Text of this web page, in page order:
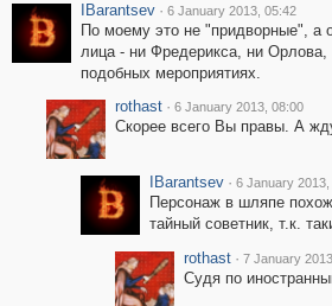
IBarantsev · 6 January 2013, 05:42
По моему это не "придворные", а
лица - ни Фредерикса, ни Орлова,
подобных мероприятиях.
rothast · 6 January 2013, 08:00
Скорее всего Вы правы. А
IBarantsev · 6 January 2013,
Персонаж в шляпе
тайный советник, т.к.
rothast · 7 January
Судя по